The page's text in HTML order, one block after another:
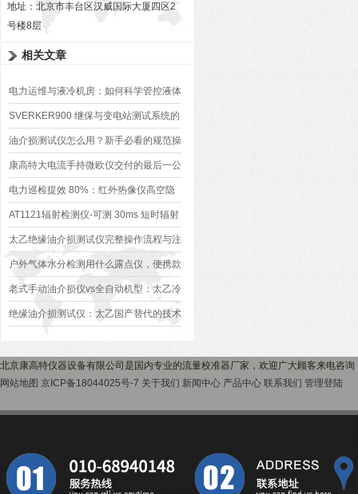
地址：北京市丰台区汉威国际大厦四区2
号楼8层
相关文章
电力运维与液冷机房：如何科学管控液体
绝缘材料综合性能
SVERKER900 继保与变电站测试系统的
功能和应用
油介损测试仪怎么用？新手必看的规范操
作流程
康高特大电流手持微欧仪交付的最后一公
里：把承诺装进每一个包裹
电力巡检提效 80%：红外热像仪高空隐
患排查应用
AT1121辐射检测仪-可测 30ms 短时辐射
太乙绝缘油介损测试仪完整操作流程与注
意事项
户外气体水分检测用什么露点仪，便携款
选型与使用技巧
老式手动油介损仪vs全自动机型：太乙冷
却液介损测试仪检测差异解析
绝缘油介损测试仪：太乙国产替代的技术
北京康高特仪器设备有限公司是国内专业的流量校准器厂家，欢迎广大顾客来电咨询
网站地图 京ICP备18044025号-7 关于我们 新闻中心 产品中心 联系我们 管理登陆